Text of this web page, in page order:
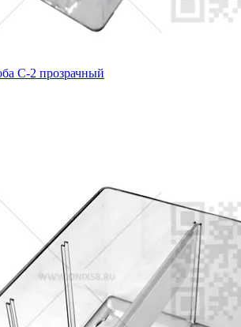
C-2 прозрачный